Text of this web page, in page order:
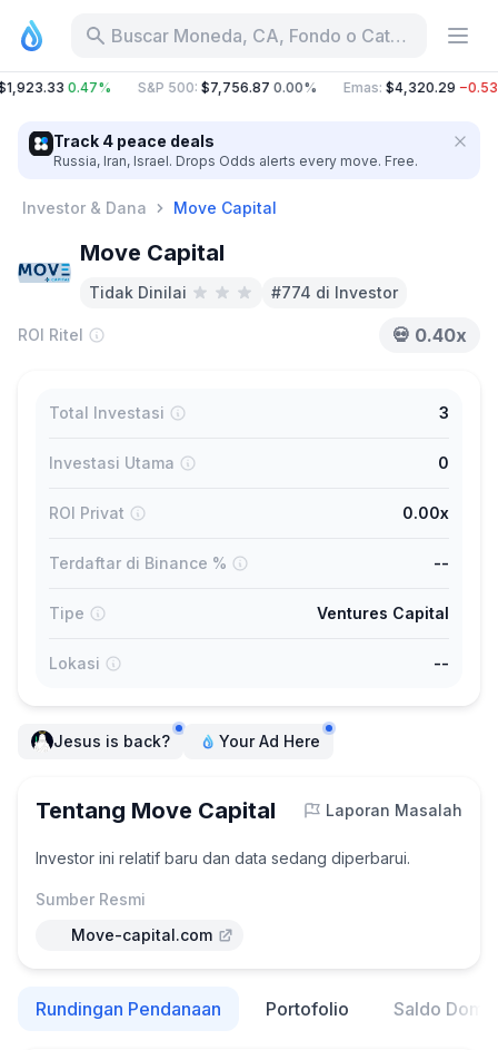
Buscar Moneda, CA, Fondo o Categoría
0.47% S&P 500:$7,756.87 0.00% Emas:$4,320.29
Track 4 peace deals
Russia, Iran, Israel. Drops Odds alerts every move. Free.
Investor & Dana Move Capital
Move Capital
Tidak Dinilai #774 di Investor
ROI Ritel 💀 0.40x
Total Investasi 3
Investasi Utama 0
ROI Privat 0.00x
Terdaftar di Binance % --
Tipe Ventures Capital
Lokasi --
Jesus is back? Your Ad Here
Tentang Move Capital Laporan Masalah
Investor ini relatif baru dan data sedang diperbarui.
Sumber Resmi
Move-capital.com
Rundingan Pendanaan Portofolio Saldo